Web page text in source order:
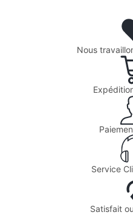
Nous
Service
Satisfait